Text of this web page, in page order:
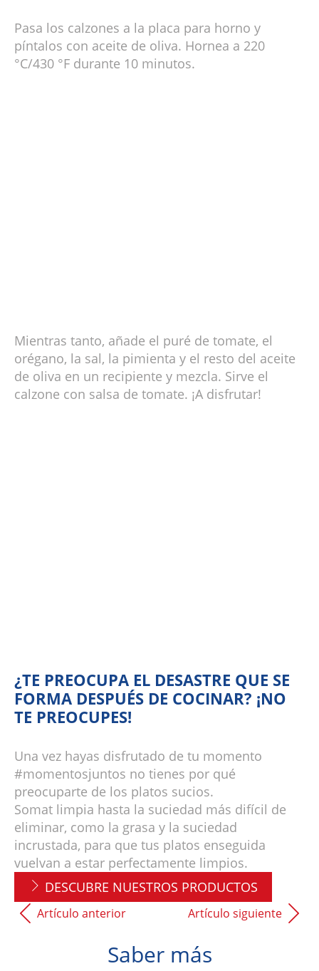
Pasa los calzones a la placa para horno y
píntalos con aceite de oliva. Hornea a 220
°C/430 °F durante 10 minutos.
Mientras tanto, añade el puré de tomate, el
orégano, la sal, la pimienta y el resto del aceite
de oliva en un recipiente y mezcla. Sirve el
calzone con salsa de tomate. ¡A disfrutar!
¿TE PREOCUPA EL DESASTRE QUE SE
FORMA DESPUÉS DE COCINAR? ¡NO
TE PREOCUPES!
Una vez hayas disfrutado de tu momento
#momentosjuntos no tienes por qué
preocuparte de los platos sucios.
Somat limpia hasta la suciedad más difícil de
eliminar, como la grasa y la suciedad
incrustada, para que tus platos enseguida
vuelvan a estar perfectamente limpios.
DESCUBRE NUESTROS PRODUCTOS
Artículo anterior Artículo siguiente
Saber más